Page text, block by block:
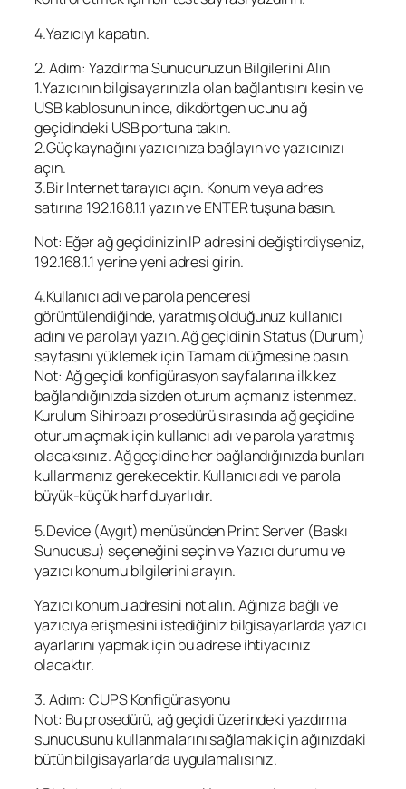
4.Yazıcıyı kapatın.
2. Adım: Yazdırma Sunucunuzun Bilgilerini Alın
1.Yazıcının bilgisayarınızla olan bağlantısını kesin ve
USB kablosunun ince, dikdörtgen ucunu ağ
geçidindeki USB portuna takın.
2.Güç kaynağını yazıcınıza bağlayın ve yazıcınızı
açın.
3.Bir Internet tarayıcı açın. Konum veya adres
satırına 192.168.1.1 yazın ve ENTER tuşuna basın.
Not: Eğer ağ geçidinizin IP adresini değiştirdiyseniz,
192.168.1.1 yerine yeni adresi girin.
4.Kullanıcı adı ve parola penceresi
görüntülendiğinde, yaratmış olduğunuz kullanıcı
adını ve parolayı yazın. Ağ geçidinin Status (Durum)
sayfasını yüklemek için Tamam düğmesine basın.
Not: Ağ geçidi konfigürasyon sayfalarına ilk kez
bağlandığınızda sizden oturum açmanız istenmez.
Kurulum Sihirbazı prosedürü sırasında ağ geçidine
oturum açmak için kullanıcı adı ve parola yaratmış
olacaksınız. Ağ geçidine her bağlandığınızda bunları
kullanmanız gerekecektir. Kullanıcı adı ve parola
büyük-küçük harf duyarlıdır.
5.Device (Aygıt) menüsünden Print Server (Baskı
Sunucusu) seçeneğini seçin ve Yazıcı durumu ve
yazıcı konumu bilgilerini arayın.
Yazıcı konumu adresini not alın. Ağınıza bağlı ve
yazıcıya erişmesini istediğiniz bilgisayarlarda yazıcı
ayarlarını yapmak için bu adrese ihtiyacınız
olacaktır.
3. Adım: CUPS Konfigürasyonu
Not: Bu prosedürü, ağ geçidi üzerindeki yazdırma
sunucusunu kullanmalarını sağlamak için ağınızdaki
bütün bilgisayarlarda uygulamalısınız.